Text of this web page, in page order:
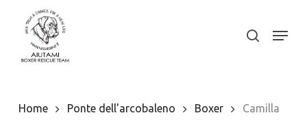
content
search
Menu
Home Ponte dell'arcobaleno Boxer Camilla
Close